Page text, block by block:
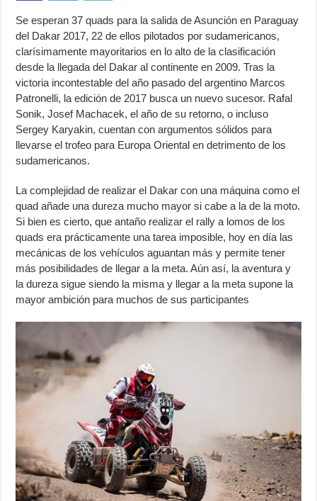
Se esperan 37 quads para la salida de Asunción en Paraguay
del Dakar 2017, 22 de ellos pilotados por sudamericanos,
clarísimamente mayoritarios en lo alto de la clasificación
desde la llegada del Dakar al continente en 2009. Tras la
victoria incontestable del año pasado del argentino Marcos
Patronelli, la edición de 2017 busca un nuevo sucesor. Rafal
Sonik, Josef Machacek, el año de su retorno, o incluso
Sergey Karyakin, cuentan con argumentos sólidos para
llevarse el trofeo para Europa Oriental en detrimento de los
sudamericanos.
La complejidad de realizar el Dakar con una máquina como el
quad añade una dureza mucho mayor si cabe a la de la moto.
Si bien es cierto, que antaño realizar el rally a lomos de los
quads era prácticamente una tarea imposible, hoy en día las
mecánicas de los vehículos aguantan más y permite tener
más posibilidades de llegar a la meta. Aún así, la aventura y
la dureza sigue siendo la misma y llegar a la meta supone la
mayor ambición para muchos de sus participantes